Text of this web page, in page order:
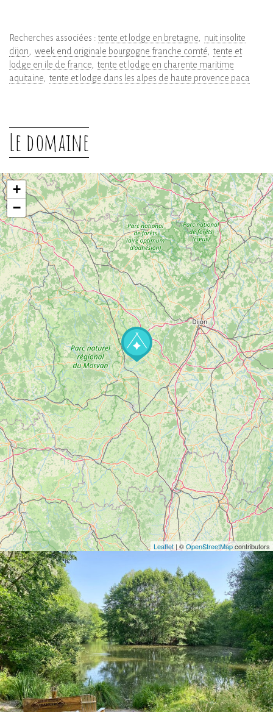
Recherches associées : tente et lodge en bretagne
nuit insolite
dijon
week end originale bourgogne franche comté
tente et
lodge en ile de france
tente et lodge en charente maritime
aquitaine
tente et lodge dans les alpes de haute provence paca
Le domaine
+
−
Leaflet| ©OpenStreetMapcontributors